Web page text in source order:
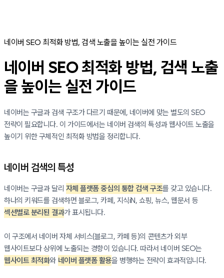
네이버 SEO 최적화 방법, 검색 노출을 높이는 실전 가이드
네이버 SEO 최적화 방법, 검색 노출
을 높이는 실전 가이드
네이버는 구글과 검색 구조가 다르기 때문에, 네이버에 맞는 별도의 SEO
전략이 필요합니다. 이 가이드에서는 네이버 검색의 특성과 웹사이트 노출을
높이기 위한 구체적인 최적화 방법을 정리합니다.
네이버 검색의 특성
네이버는 구글과 달리 자체 플랫폼 중심의 통합 검색 구조를 갖고 있습니다.
하나의 키워드를 검색하면 블로그, 카페, 지식iN, 쇼핑, 뉴스, 웹문서 등
섹션별로 분리된 결과가 표시됩니다.
이 구조에서 네이버 자체 서비스(블로그, 카페 등)의 콘텐츠가 외부
웹사이트보다 상위에 노출되는 경향이 있습니다. 따라서 네이버 SEO는
웹사이트 최적화와 네이버 플랫폼 활용을 병행하는 전략이 효과적입니다.